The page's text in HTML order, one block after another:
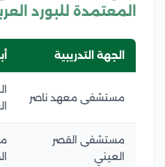
المعتمدة للبورد
الجهة التدريبية
مستشفى معهد ناصر
مستشفى القصر
العيني